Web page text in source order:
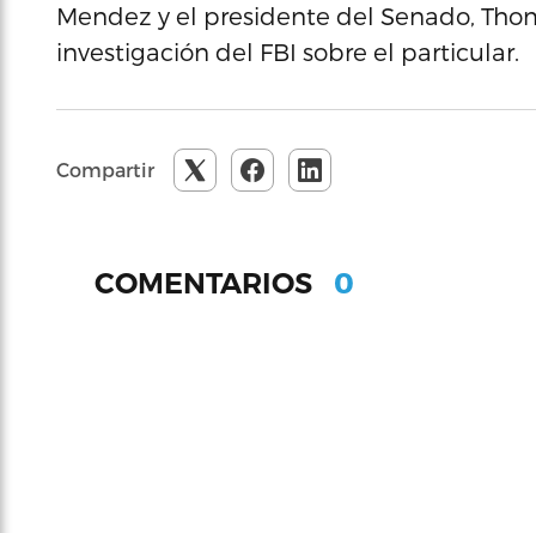
Mendez y el presidente del Senado,
investigación del FBI sobre el particular.
Compartir
COMENTARIOS 0